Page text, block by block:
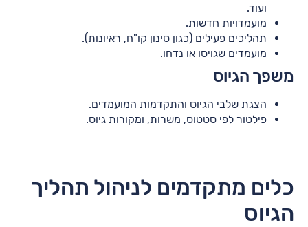
ועוד.
מועמדויות חדשות.
תהליכים פעילים (כגון סינון קו"ח, ראיונות).
מועמדים שגויסו או נדחו.
משפך הגיוס
הצגת שלבי הגיוס והתקדמות המועמדים.
פילטור לפי סטטוס, משרות, ומקורות גיוס.
כלים מתקדמים לניהול תהליך
הגיוס